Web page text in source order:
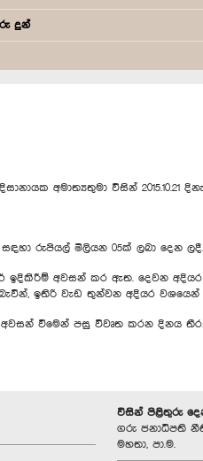
දුන්
අමාත්‍යතුමා විසින් 2015.10.21
රුපියල් මිලියන 05ක් ලබා දෙන
අවසන් කර ඇත. දෙවන අදියර
ඉතිරි වැඩ තුන්වන අදියර
වීමෙන් පසු විවෘත කරන දිනය
විසින් පිළිතුරු
ගරු ජනාධිපති
මහතා, පා.ම.